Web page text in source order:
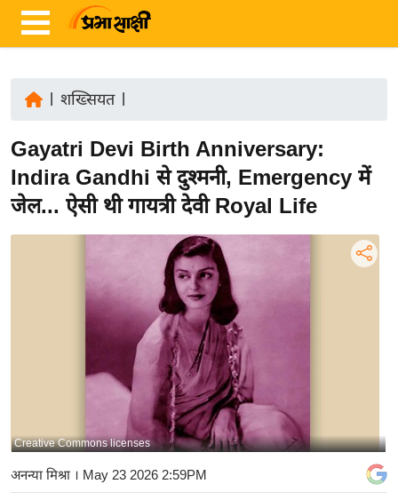
ज़ा
ख
ब
र
बि
ज़
ने
शख्सियत|
Gayatri Devi Birth Anniversary:
Indira Gandhi से दुश्मनी, Emergency में
जेल... ऐसी थी गायत्री देवी Royal Life
Creative Commons licenses
अनन्या मिश्रा । May 23 2026 2:59PM